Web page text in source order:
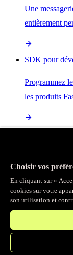
Une
entièrement
SDK pour
Programmez
les produits
sur des
produits Fastly
Accélérez
Choisir vos
En cliquant sur «
cookies sur votre
son utilisation et